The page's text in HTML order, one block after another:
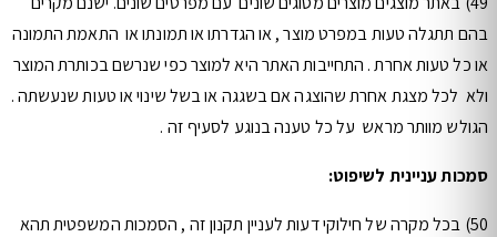
בהם תתגלה טעות במפרט מוצר , או הגדרתו או תמונתו או התאמת התמונה
או כל טעות אחרת . התחייבות האתר היא למוצר כפי שנרשם בכותרת המוצר
ולא לכל מצגת אחרת שהוצגה אם בשגגה או בשל שינוי או טעות שנעשתה .
הגולש מוותר מראש על כל טענה בנוגע לסעיף זה .
סמכות עניינית לשיפוט:
50) בכל מקרה של חילוקי דעות לעניין תקנון זה , הסמכות המשפטית תהא